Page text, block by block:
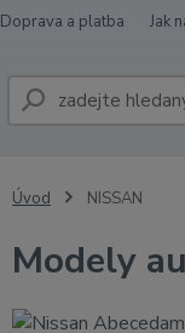
Doprava a platba Jak
Úvod NISSAN
Modely